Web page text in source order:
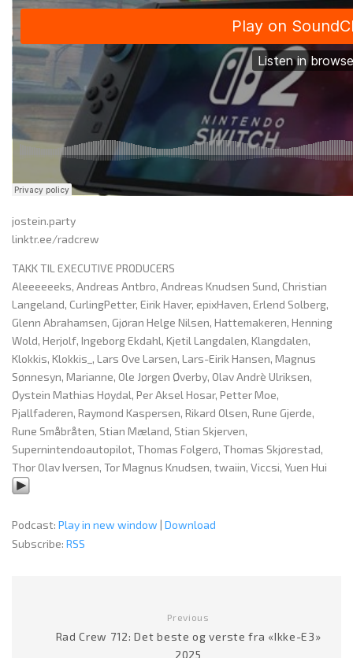
jostein.party
linktr.ee/radcrew
TAKK TIL EXECUTIVE PRODUCERS
Aleeeeeeks, Andreas Antbro, Andreas Knudsen Sund, Christian
Langeland, CurlingPetter, Eirik Haver, epixHaven, Erlend Solberg,
Glenn Abrahamsen, Gjøran Helge Nilsen, Hattemakeren, Henning
Wold, Herjolf, Ingeborg Ekdahl, Kjetil Langdalen, Klangdalen,
Klokkis, Klokkis_, Lars Ove Larsen, Lars-Eirik Hansen, Magnus
Sønnesyn, Marianne, Ole Jørgen Øverby, Olav Andrè Ulriksen,
Øystein Mathias Høydal, Per Aksel Hosar, Petter Moe,
Pjallfaderen, Raymond Kaspersen, Rikard Olsen, Rune Gjerde,
Rune Småbråten, Stian Mæland, Stian Skjerven,
Supernintendoautopilot, Thomas Folgerø, Thomas Skjørestad,
Thor Olav Iversen, Tor Magnus Knudsen, twaiin, Viccsi, Yuen Hui
Podcast: Play in new window | Download
Subscribe: RSS
Previous
Rad Crew 712: Det beste og verste fra «Ikke-E3»
2025